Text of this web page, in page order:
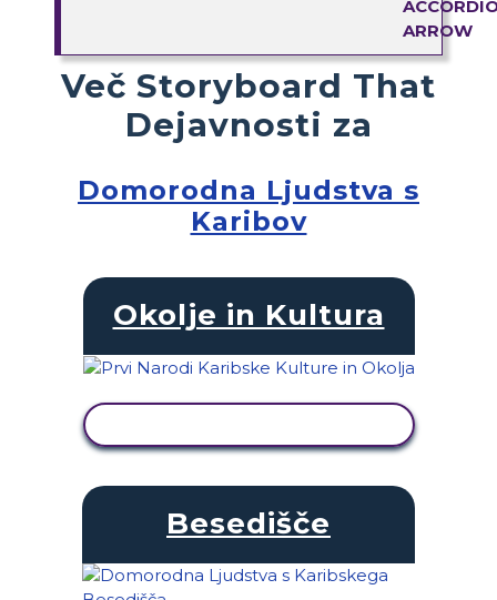
Več Storyboard That
Dejavnosti za
Domorodna Ljudstva s
Karibov
Okolje in Kultura
Besedišče